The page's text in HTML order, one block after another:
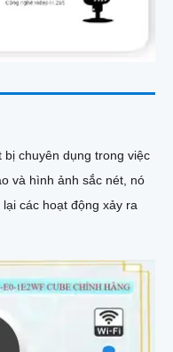
bị chuyên dụng trong việc
các hoạt động xảy ra